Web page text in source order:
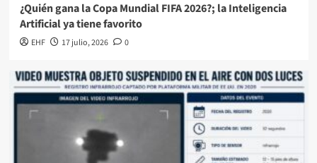
¿Quién gana la Copa Mundial FIFA 2026?; la Inteligencia
Artificial ya tiene favorito
EHF 17 julio, 2026 0